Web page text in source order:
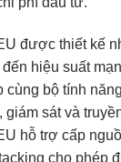
được thiết kế
hiệu suất
cùng bộ tính
giám sát và
hỗ trợ cấp
cho phép